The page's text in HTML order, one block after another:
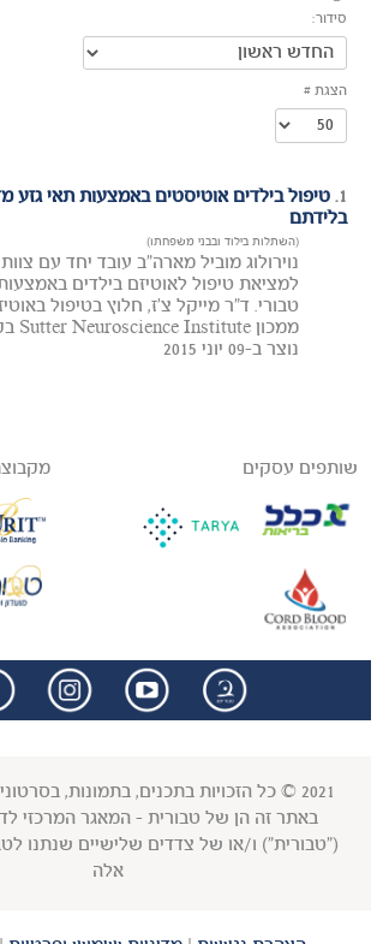
סידור:
הצגת #
1. טיפול בילדים אוטיסטים באמצעות תאי גזע
בלידתם
(השתלות בילוד ובבני משפחתו)
נוירולוג מוביל מארה"ב עובד יחד עם
למציאת טיפול לאוטיזם בילדים
טבורי. ד"ר מייקל צ'ז, חלוץ בטיפול
ממכון Sutter Neuroscience Institute בקליפורניה ...
נוצר ב-09 יוני 2015
שותפים עסקים
2021 © כל הזכויות בתכנים, בתמונות,
באתר זה הן של טבורית - המאגר המרכזי
("טבורית") ו/או של צדדים שלישיים שנתנו
אלה